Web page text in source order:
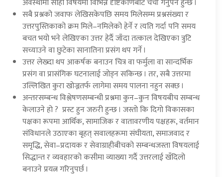
अवस्थामा सोही विषयमा विभिन्न दृष्टिकोणबाट चर्चा गर्नुपर्ने हुन्छ ।
सबै प्रश्नको जवाफ लेखिसकेपछि समय मिलेसम्म प्रश्नसंख्या र
उत्तरपुस्तिकाको क्रम मिले–नमिलेको हेर्ने र त्यति गर्दा पनि समय
बचत भयो भने लेखिएका उत्तर हेर्दै जाँदा तत्काल देखिएका त्रुटि
सच्याउने वा छुटेका सानातिना प्रसंग थप गर्ने ।
उत्तर लेख्दा थप आकर्षक बनाउन चित्र वा फर्मुला वा सान्दर्भिक
प्रसंग वा प्रासंगिक घटनालाई जोड्न सकिन्छ । तर, सबै उत्तरमा
उल्लिखित कुरा खोज्नतर्फ लागेमा समय पालना नहुन सक्छ ।
अन्तरसम्बन्ध विश्लेषणसम्बन्धी प्रश्नमा कुन–कुन विषयबीच सम्बन्ध
केलाउने हो ? प्रस्ट हुन जरुरी हुन्छ । जस्तो कि दिगो विकासका
पक्षका रूपमा आर्थिक, सामाजिक र वातावरणीय पक्षहरू, वर्तमान
संविधानले उठाएका बृहत् सवालहरूमा संघीयता, समाजवाद र
समृद्धि, सेवा–प्रदायक र सेवाग्राहीबीचको सम्बन्धजस्ता विषयलाई
सिद्धान्त र व्यवहारको कसीमा व्याख्या गर्दै उत्तरलाई खँदिलो
बनाउने प्रयत्न गरिनुपर्छ ।